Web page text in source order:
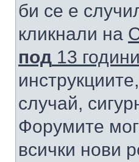
би се е
кликнали на
под 13 години
случай,
Форумите
всички нови